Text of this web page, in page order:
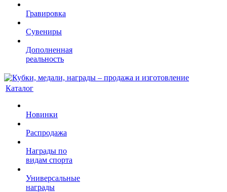
Гравировка
Сувениры
Дополненная
реальность
Каталог
Новинки
Распродажа
Награды по
видам спорта
Универсальные
награды